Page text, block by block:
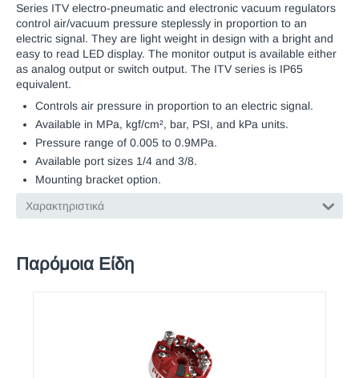
Series ITV electro-pneumatic and electronic vacuum regulators
control air/vacuum pressure steplessly in proportion to an
electric signal. They are light weight in design with a bright and
easy to read LED display. The monitor output is available either
as analog output or switch output. The ITV series is IP65
equivalent.
Controls air pressure in proportion to an electric signal.
Available in MPa, kgf/cm², bar, PSI, and kPa units.
Pressure range of 0.005 to 0.9MPa.
Available port sizes 1/4 and 3/8.
Mounting bracket option.
Χαρακτηριστικά
Παρόμοια Είδη